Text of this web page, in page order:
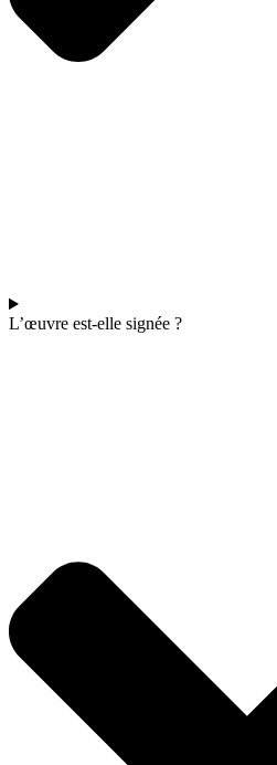
L’œuvre est-elle signée ?